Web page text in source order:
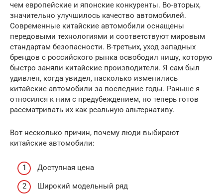
чем европейские и японские конкуренты. Во-вторых,
значительно улучшилось качество автомобилей.
Современные китайские автомобили оснащены
передовыми технологиями и соответствуют мировым
стандартам безопасности. В-третьих, уход западных
брендов с российского рынка освободил нишу, которую
быстро заняли китайские производители. Я сам был
удивлен, когда увидел, насколько изменились
китайские автомобили за последние годы. Раньше я
относился к ним с предубеждением, но теперь готов
рассматривать их как реальную альтернативу.
Вот несколько причин, почему люди выбирают
китайские автомобили:
Доступная цена
Широкий модельный ряд